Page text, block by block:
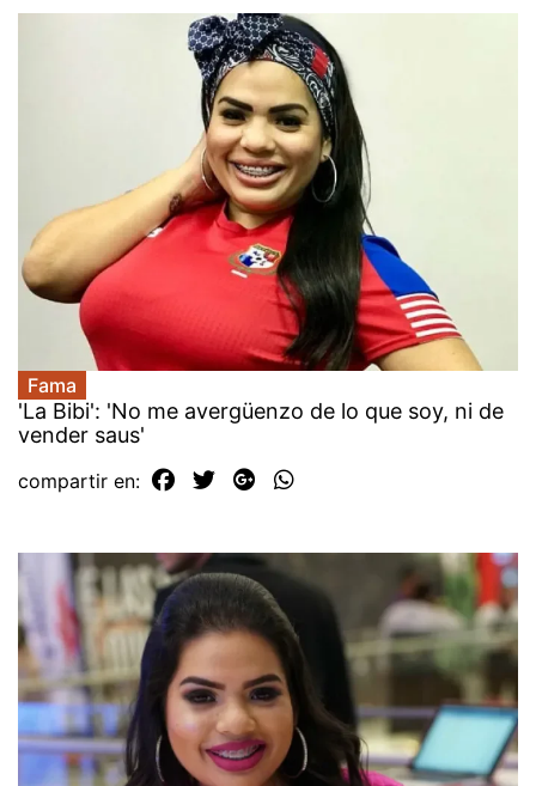
Fama
'La Bibi': 'No me avergüenzo de lo que soy, ni de
vender saus'
compartir en: